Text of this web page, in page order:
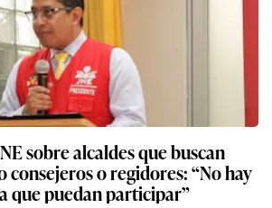
sobre alcaldes que buscan
consejeros o regidores: “No hay
que puedan participar”